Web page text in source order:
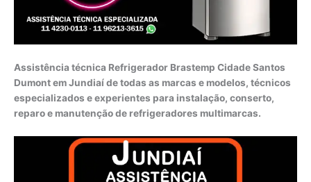
Assistência técnica Refrigerador Brastemp Cidade Santos
Dumont em Jundiaí de todas as marcas e modelos, técnicos
especializados e experientes para instalação, conserto,
reparo e manutenção de refrigeradores multimarcas.